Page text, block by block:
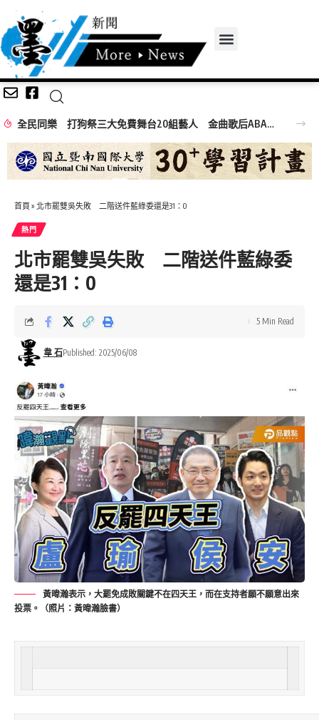
全民同樂 打狗祭三大免費舞台20組藝人 金曲歌后ABAO阿爆、布拉瑞揚舞團熱力引爆
首頁 » 北市罷雙吳失敗 二階送件藍綠委還是31：0
熱門
北市罷雙吳失敗 二階送件藍綠委
還是31：0
韋 石Published: 2025/06/08
5 Min Read
黃暐瀚表示，大罷免成敗關鍵不在四天王，而在支持者願不願意出來
投票。（照片：黃暐瀚臉書）